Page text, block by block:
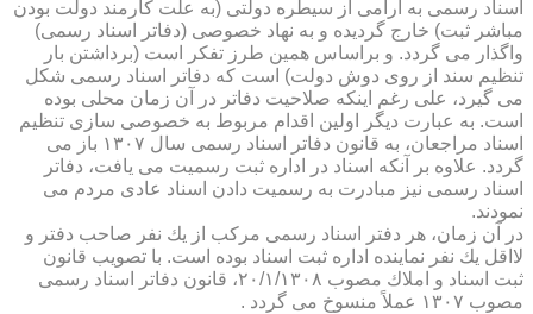
اسناد رسمی به آرامی از سیطره دولتی (به علت كارمند دولت بودن
مباشر ثبت) خارج گردیده و به نهاد خصوصی (دفاتر اسناد رسمی)
واگذار می گردد. و براساس همین طرز تفكر است (برداشتن بار
تنظیم سند از روی دوش دولت) است كه دفاتر اسناد رسمی شكل
می گیرد، علی رغم اینكه صلاحیت دفاتر در آن زمان محلی بوده
است. به عبارت دیگر اولین اقدام مربوط به خصوصی سازی تنظیم
اسناد مراجعان، به قانون دفاتر اسناد رسمی سال ۱۳۰۷ باز می
گردد. علاوه بر آنكه اسناد در اداره ثبت رسمیت می یافت، دفاتر
اسناد رسمی نیز مبادرت به رسمیت دادن اسناد عادی مردم می
نمودند.
در آن زمان، هر دفتر اسناد رسمی مركب از یك نفر صاحب دفتر و
لااقل یك نفر نماینده اداره ثبت اسناد بوده است. با تصویب قانون
ثبت اسناد و املاك مصوب ۲۰/۱/۱۳۰۸، قانون دفاتر اسناد رسمی
مصوب ۱۳۰۷ عملاً منسوخ می گردد .